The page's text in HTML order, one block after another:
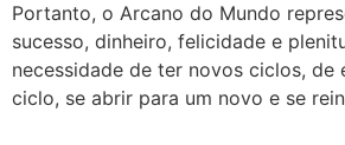
Portanto, o Arcano do Mundo
sucesso, dinheiro, felicidade e
necessidade de ter novos ciclos, de
ciclo, se abrir para um novo e se